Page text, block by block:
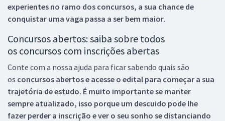
experientes no ramo dos concursos, a sua chance de
conquistar uma vaga passa a ser bem maior.
Concursos abertos: saiba sobre todos
os concursos com inscrições abertas
Conte com a nossa ajuda para ficar sabendo quais são
os concursos abertos e acesse o edital para começar a sua
trajetória de estudo. É muito importante se manter
sempre atualizado, isso porque um descuido pode lhe
fazer perder a inscrição e ver o seu sonho se distanciando